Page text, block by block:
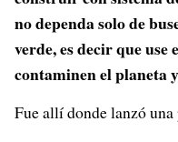
no dependa solo de
verde, es decir que
contaminen el planeta
Fue allí donde lanzó